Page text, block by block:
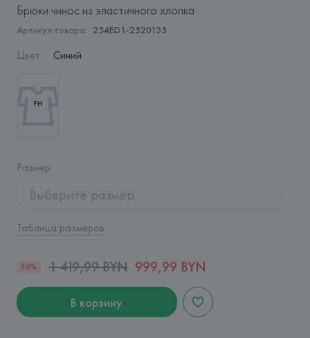
Брюки чинос из эластичного хлопка
Артикул товара: 254ED1-2520135
Цвет: Синий
Размер:
Выберите размер
Таблица размеров
30% 1 419,99 BYN 999,99 BYN
В корзину